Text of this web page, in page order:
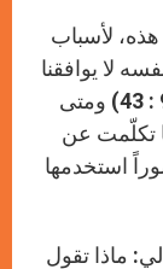
هذه، لأسباب
لا يوافقنا
الرأي؛ فوصفه دقيق في أناجيل مرقس (9 : 43) ومتى
وعندما تكلّمت عن
استخدمها
ماذا تقول